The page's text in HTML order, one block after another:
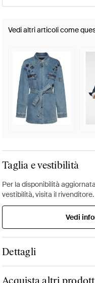
Vedi altri articoli come
Taglia e vestibilità
Per la disponibilità
vestibilità, visita il rivenditore.
Vedi
Dettagli
Acquista altri